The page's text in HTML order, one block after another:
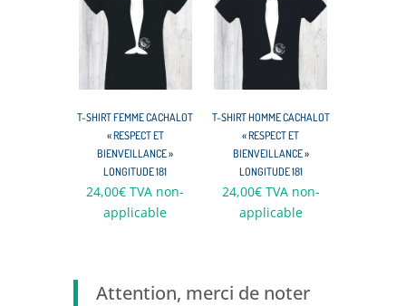
T-SHIRT FEMME CACHALOT
« RESPECT ET
BIENVEILLANCE »
LONGITUDE 181
24,00€ TVA non-
applicable
T-SHIRT HOMME CACHALOT
« RESPECT ET
BIENVEILLANCE »
LONGITUDE 181
24,00€ TVA non-
applicable
Attention, merci de noter